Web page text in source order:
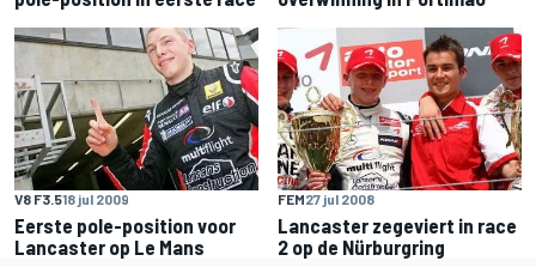
V8 F3.518 jul 2009
Eerste pole-position voor
Lancaster op Le Mans
FEM27 jul 2008
Lancaster zegeviert in race
2 op de Nürburgring